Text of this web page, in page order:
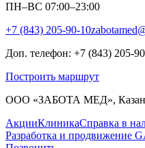
ПН–ВС 07:00–23:00
+7 (843) 205-90-10
Доп. телефон: +7 (843) 205-
Построить маршрут
ООО «ЗАБОТА МЕД»,
АкцииКлиникаСправка в
Разработка и продвижение